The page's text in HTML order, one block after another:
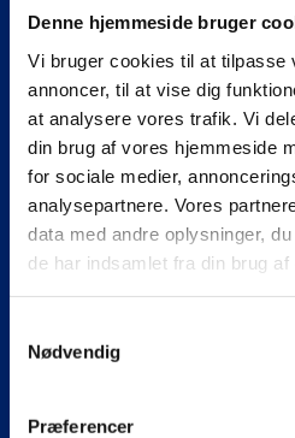
Denne hjemmeside bruger
Vi bruger cookies til at tilpasse
annoncer, til at vise dig
at analysere vores trafik. Vi
din brug af vores hjemmeside
for sociale medier,
analysepartnere. Vores
data med andre oplysninger,
de har indsamlet fra din brug af
Nødvendig
Præferencer
CVR nr.: 3930 1016
Se mere på
Gymnasiale uddannelser
HTX
Erhvervsuddannelser (EUD |
Teknisk
Maritime uddannelser
Kursuscentret.nu